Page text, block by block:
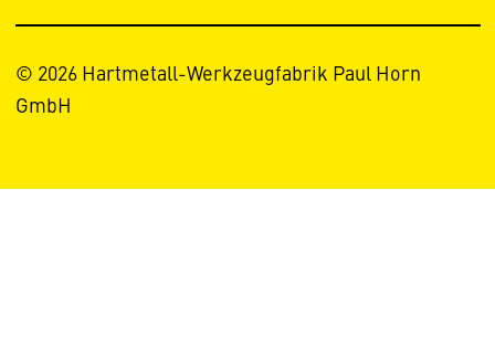
© 2026 Hartmetall-Werkzeugfabrik Paul Horn
GmbH